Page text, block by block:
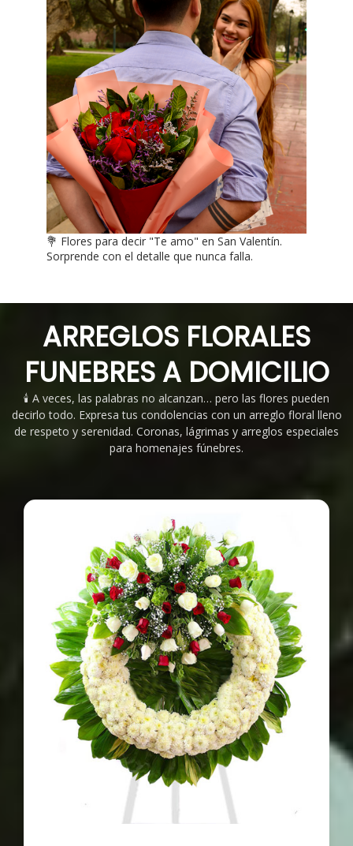
💐 Flores para decir "Te amo" en San Valentín.
Sorprende con el detalle que nunca falla.
ARREGLOS FLORALES
FUNEBRES A DOMICILIO
🕯️ A veces, las palabras no alcanzan… pero las flores pueden
decirlo todo. Expresa tus condolencias con un arreglo floral lleno
de respeto y serenidad. Coronas, lágrimas y arreglos especiales
para homenajes fúnebres.